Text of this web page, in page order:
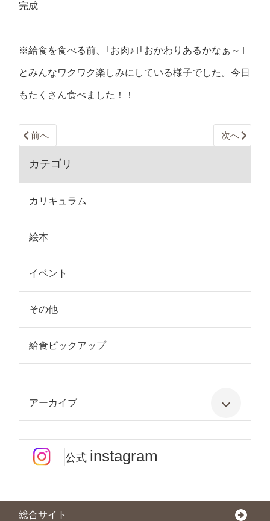
完成
※給食を食べる前、｢お肉♪｣｢おかわりあるかなぁ～｣
とみんなワクワク楽しみにしている様子でした。今日
もたくさん食べました！！
前へ 次へ
カテゴリ
カリキュラム
絵本
イベント
その他
給食ピックアップ
アーカイブ
公式 instagram
総合サイト